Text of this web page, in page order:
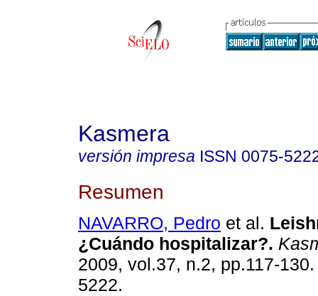
Kasmera
versión impresa ISSN 0075-
Resumen
NAVARRO, Pedro et al.
¿Cuándo hospitalizar?.
2009, vol.37, n.2, pp.117-
5222.